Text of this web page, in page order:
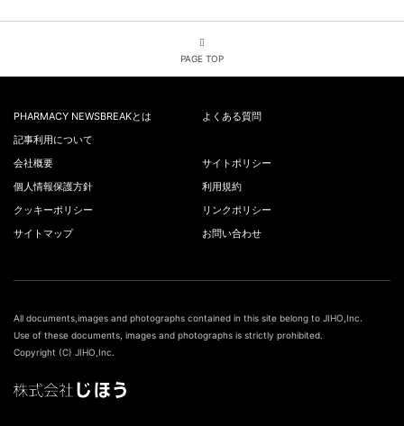
PAGE TOP
PHARMACY NEWSBREAKとは
よくある質問
記事利用について
会社概要
サイトポリシー
個人情報保護方針
利用規約
クッキーポリシー
リンクポリシー
サイトマップ
お問い合わせ
All documents,images and photographs contained in this site belong to JIHO,Inc.
Use of these documents, images and photographs is strictly prohibited.
Copyright (C) JIHO,Inc.